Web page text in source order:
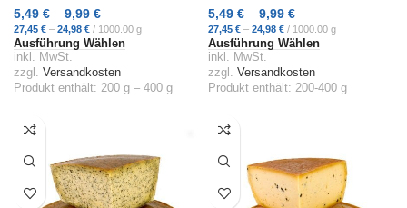
5,49 € – 9,99 €
27,45 € – 24,98 € / 1000.00 g
Ausführung Wählen
inkl. MwSt.
zzgl. Versandkosten
Produkt enthält: 200 g – 400 g
5,49 € – 9,99 €
27,45 € – 24,98 € / 1000.00 g
Ausführung Wählen
inkl. MwSt.
zzgl. Versandkosten
Produkt enthält: 200-400 g